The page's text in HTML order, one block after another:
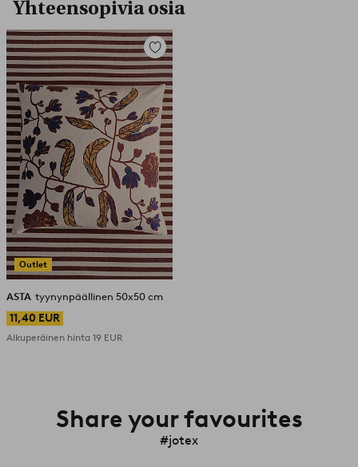
Yhteensopivia osia
Outlet
Lisää
suosikkeihin
ASTA tyynynpäällinen 50x50 cm
11,40 EUR
Alkuperäinen hinta 19 EUR
Share your favourites
#jotex